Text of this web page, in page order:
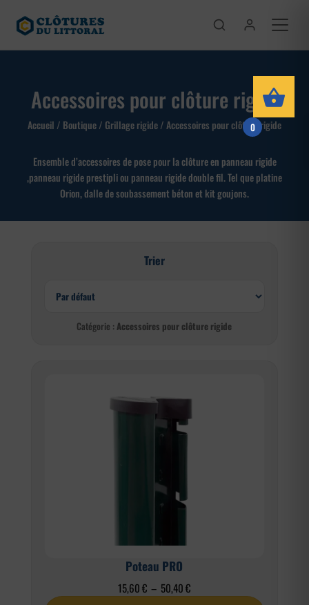
Accessoires pour clôture rigide
Accueil / Boutique/ Grillage rigide/ Accessoires pour clôture rigide
Ensemble d’accessoires de pose pour la clôture en panneau rigide
,panneau rigide prestipli ou panneau rigide double fil. Tel que platine
Orion, dalle de soubassement béton et kit goujons.
Trier
Catégorie :Accessoires pour clôture rigide
Poteau PRO
15,60€ – 50,40€Plage
0